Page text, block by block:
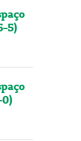
5)
0)